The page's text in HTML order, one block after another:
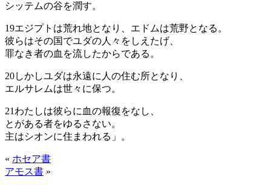
シッテムの谷を潤す。
19エジプトは荒れ地となり、エドムは荒野となる。
彼らはその国でユダの人々をしえたげ、
罪なき者の血を流したからである。
20しかしユダは永遠に人の住む所となり、
エルサレムは世々に保つ。
21わたしは彼らに血の報復をなし、
とがある者をゆるさない。
主はシオンに住まわれる」。
« ホセア書
アモス書 »